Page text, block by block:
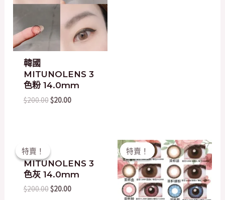
韓國
MITUNOLENS 3
色粉 14.0mm
$200.00$20.00
特賣！
特賣！
韓國
MITUNOLENS 3
色灰 14.0mm
$200.00
price
was:
$200.00.
$20.00
is:
$20.00.
特賣！
特賣！
Original
price
was:
$178.00.
Current
price
is:
$158.00.